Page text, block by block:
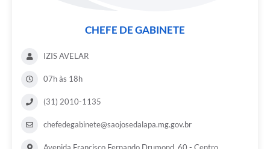
CHEFE DE GABINETE
IZIS AVELAR
07h às 18h
(31) 2010-1135
chefedegabinete@saojosedalapa.mg.gov.br
Avenida Francisco Fernando Drumond, 60 - Centro